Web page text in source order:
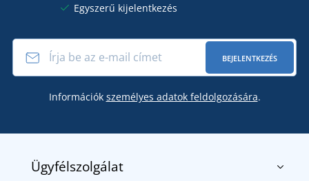
Egyszerű kijelentkezés
BEJELENTKEZÉS
Információk személyes adatok feldolgozására.
Ügyfélszolgálat